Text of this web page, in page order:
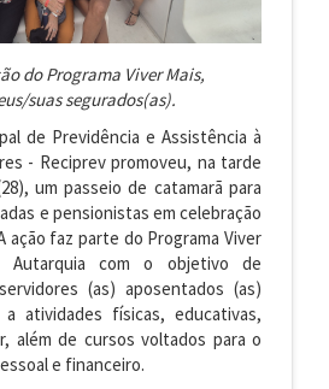
do Programa Viver Mais,
suas segurados(as).
de Previdência e Assistência à
- Reciprev promoveu, na tarde
um passeio de catamarã para
e pensionistas em celebração
ação faz parte do Programa Viver
Autarquia com o objetivo de
(as) aposentados (as)
a atividades físicas, educativas,
além de cursos voltados para o
e financeiro.